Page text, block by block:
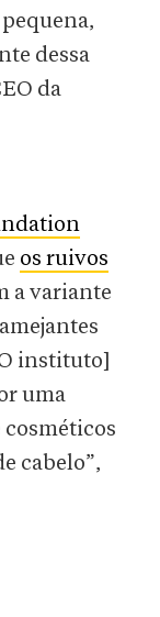
dessa
da
os ruivos
a variante
instituto]
uma
cosméticos
cabelo”,